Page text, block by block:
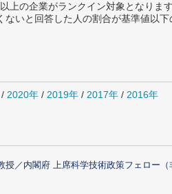
上の企業がランクイン対象となります
いと回答した人の割合が基準値以下
/ 2020年 / 2019年 / 2017年 / 2016年
授／内閣府 上席科学技術政策フェロー（